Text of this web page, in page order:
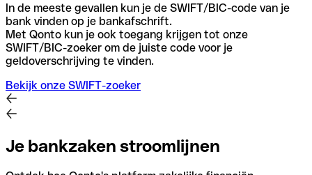
In de meeste gevallen kun je de SWIFT/BIC-code van je
bank vinden op je bankafschrift.
Met Qonto kun je ook toegang krijgen tot onze
SWIFT/BIC-zoeker om de juiste code voor je
geldoverschrijving te vinden.
Bekijk onze SWIFT-zoeker
Je bankzaken stroomlijnen